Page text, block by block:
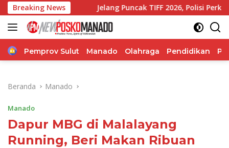
Langsung
ke
konten
Breaking News
Jelang Puncak TIFF 2026, Polisi Perketat Pemeriksaan
Home
Pemprov Sulut Manado Olahraga Pendidikan
Beranda Manado
Manado
Dapur MBG di Malalayang
Running, Beri Makan Ribuan